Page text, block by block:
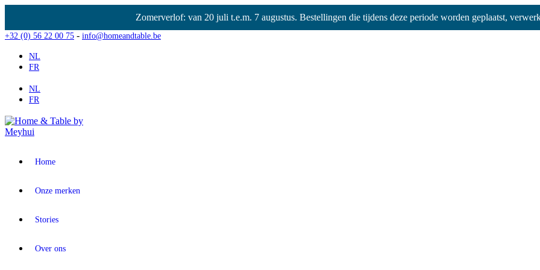
Zomerverlof: van 20 juli t.e.m. 7 augustus. Bestellingen die tijdens deze periode worden geplaatst,
+32 (0) 56 22 00 75 - info@homeandtable.be
NL
FR
NL
FR
Home
Onze merken
Stories
Over ons